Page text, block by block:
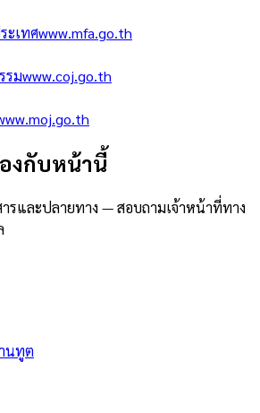
ะเทศwww.mfa.go.th
รมwww.coj.go.th
งกับหน้านี้
รและปลายทาง — สอบถามเจ้าหน้าที่ทาง
นทูต